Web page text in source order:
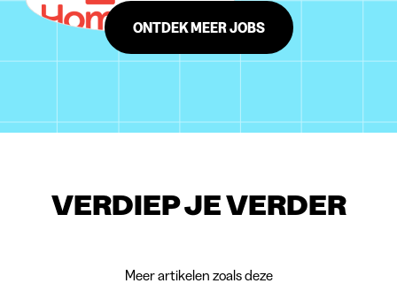
ONTDEK MEER JOBS
VERDIEP JE VERDER
Meer artikelen zoals deze